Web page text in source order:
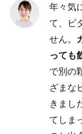
年々気
て、ビ
せん。
っても
で別の
ざまな
きまし
てしま